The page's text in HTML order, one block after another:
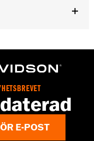
Go towww.h-
E-POST